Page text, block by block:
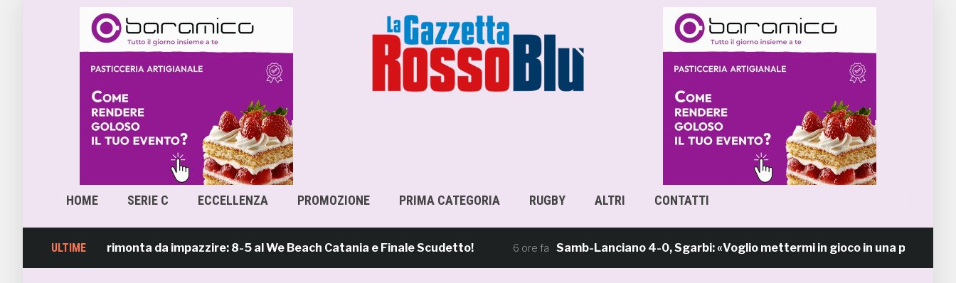
HOME SERIE C ECCELLENZA PROMOZIONE PRIMA CATEGORIA RUGBY ALTRI CONTATTI
ULTIME
Soccer, rimonta da impazzire: 8-5 al We Beach Catania e Finale Scudetto! Samb-Lanciano 4-0, Sgarbi: «Voglio mettermi in gioco in una piazza calda